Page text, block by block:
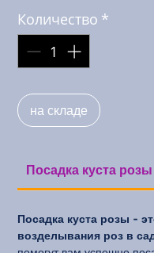
Количество *
на складе
Посадка куста
Посадка куста розы -
возделывания роз в